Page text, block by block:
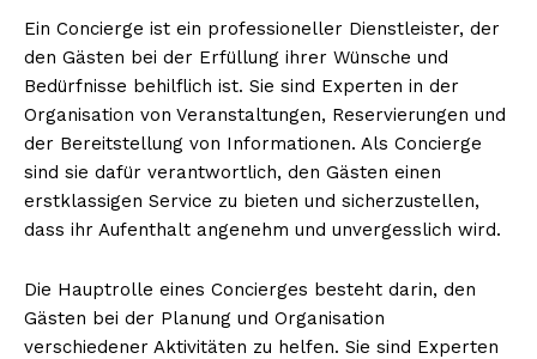
Ein Concierge ist ein professioneller Dienstleister, der
den Gästen bei der Erfüllung ihrer Wünsche und
Bedürfnisse behilflich ist. Sie sind Experten in der
Organisation von Veranstaltungen, Reservierungen und
der Bereitstellung von Informationen. Als Concierge
sind sie dafür verantwortlich, den Gästen einen
erstklassigen Service zu bieten und sicherzustellen,
dass ihr Aufenthalt angenehm und unvergesslich wird.
Die Hauptrolle eines Concierges besteht darin, den
Gästen bei der Planung und Organisation
verschiedener Aktivitäten zu helfen. Sie sind Experten